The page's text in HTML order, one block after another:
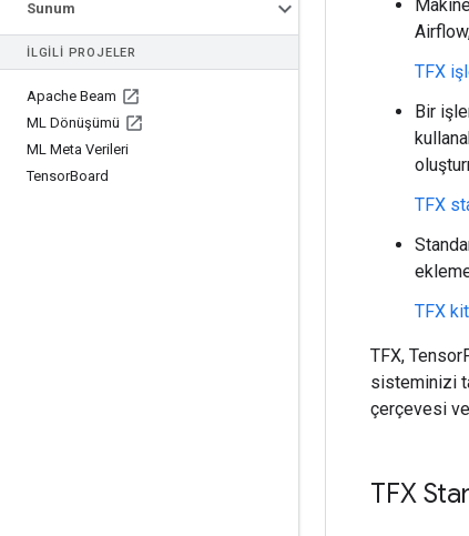
Sunum
İLGILI PROJELER
Apache Beam
ML Dönüşümü
ML Meta Verileri
TensorBoard
TFX
Bir
TFX
TFX
TFX,
sisteminizi
çerçevesi ve
TFX